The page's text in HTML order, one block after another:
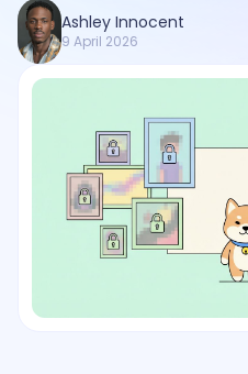
Ashley Innocent
9 April 2026